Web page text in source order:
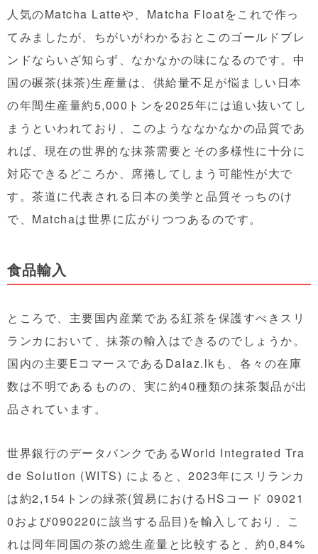
人気のMatcha Latteや、Matcha Floatをこれで作っ
てみましたが、ちがいがわかるおとこのゴールドブレ
ンドならいざ知らず、なかなかの味になるのです。中
国の碾茶(抹茶)生産量は、供給量不足が悩ましい日本
の年間生産量約5,000トンを2025年には追い抜いてし
まうといわれており、このようななかなかの品質であ
れば、現在の世界的な抹茶需要とその多様性に十分に
対応できるどころか、席捲してしまう可能性が大で
す。茶道に代表される日本の美学と品質そっちのけ
で、Matchaは世界に広がりつつあるのです。
食品輸入
ところで、主要国内産業である紅茶を保護すべきスリ
ランカにおいて、抹茶の輸入はできるのでしょうか。
国内の主要EコマースであるDalaz.lkも、各々の在庫
数は不明であるものの、実に約40種類の抹茶製品が出
品されています。
世界銀行のデータバンクであるWorld Integrated Tra
de Solution (WITS) によると、2023年にスリランカ
は約2,154トンの緑茶(貿易におけるHSコード 09021
0および090220に該当する品目)を輸入しており、こ
れは同年同国の茶の総生産量と比較すると、約0,84%